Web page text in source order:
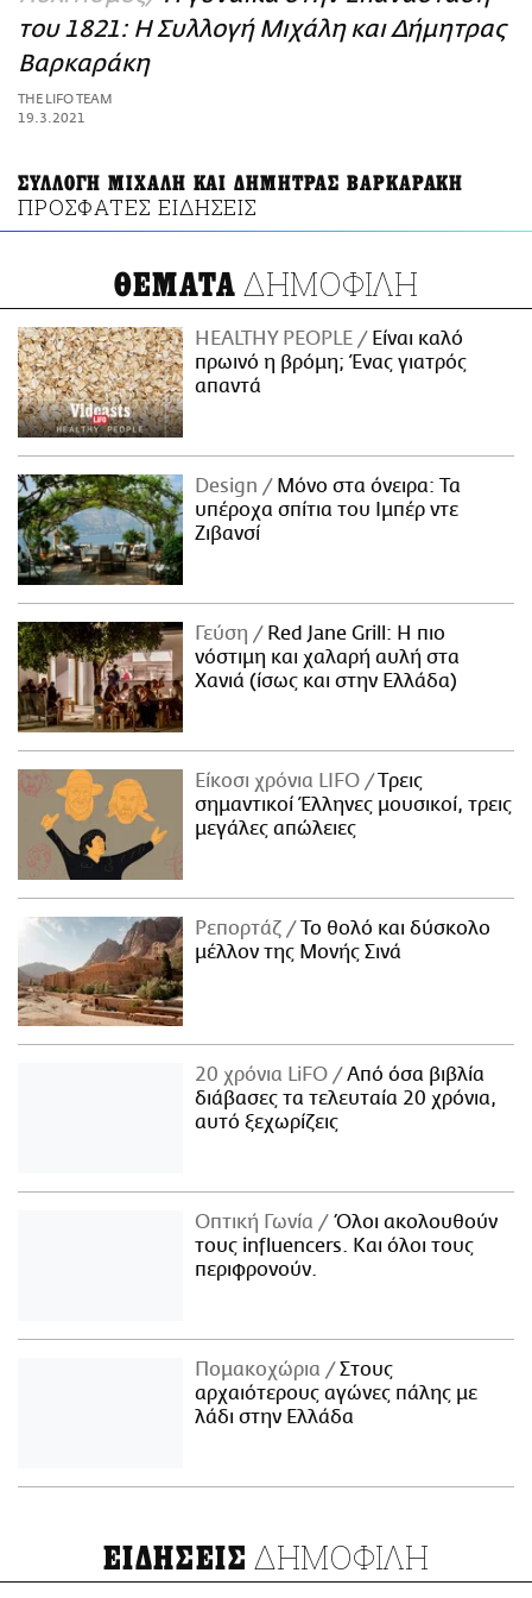
ΑΜΠΑ
PRINT
του 1821: H Συλλογή Μιχάλη και Δήμητρας
Βαρκαράκη
THE LIFO TEAM
19.3.2021
ΣΥΛΛΟΓΗ ΜΙΧΑΛΗ ΚΑΙ ΔΗΜΗΤΡΑΣ ΒΑΡΚΑΡΑΚΗ
ΠΡΟΣΦΑΤΕΣ ΕΙΔΗΣΕΙΣ
ΘΕΜΑΤΑ ΔΗΜΟΦΙΛΗ
HEALTHY PEOPLE
Είναι καλό
πρωινό η βρόμη; Ένας γιατρός
απαντά
Design
Μόνο στα όνειρα: Τα
υπέροχα σπίτια του Ιμπέρ ντε
Ζιβανσί
Γεύση
Red Jane Grill: Η πιο
νόστιμη και χαλαρή αυλή στα
Χανιά (ίσως και στην Ελλάδα)
Είκοσι χρόνια LIFO
Tρεις
σημαντικοί Έλληνες μουσικοί, τρεις
μεγάλες απώλειες
Ρεπορτάζ
Το θολό και δύσκολο
μέλλον της Μονής Σινά
20 χρόνια LiFO
Από όσα βιβλία
διάβασες τα τελευταία 20 χρόνια,
αυτό ξεχωρίζεις
Οπτική Γωνία
Όλοι ακολουθούν
τους influencers. Και όλοι τους
περιφρονούν.
Πομακοχώρια
Στους
αρχαιότερους αγώνες πάλης με
λάδι στην Ελλάδα
ΕΙΔΗΣΕΙΣ ΔΗΜΟΦΙΛΗ